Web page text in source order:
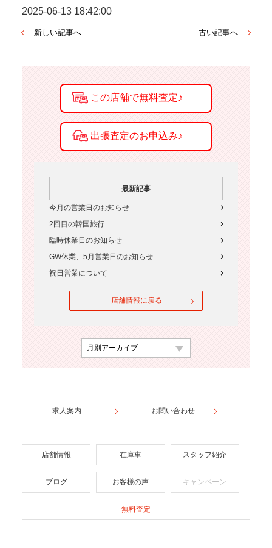
2025-06-13 18:42:00
新しい記事へ 古い記事へ
最新記事
今月の営業日のお知らせ
2回目の韓国旅行
臨時休業日のお知らせ
GW休業、5月営業日のお知らせ
祝日営業について
店舗情報に戻る
求人案内 お問い合わせ
店舗情報 在庫車 スタッフ紹介
ブログ お客様の声 キャンペーン
無料査定